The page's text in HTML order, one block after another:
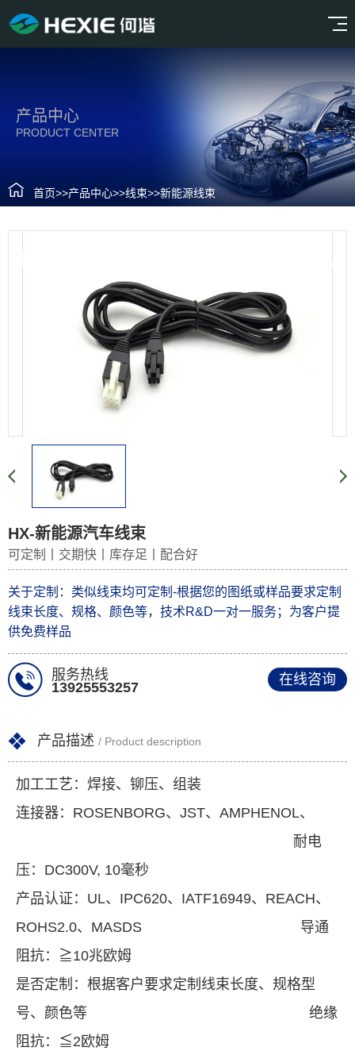
产品中心
PRODUCT CENTER
首页>>产品中心>>线束>>新能源线束
HX-新能源汽车线束
可定制丨交期快丨库存足丨配合好
关于定制：类似线束均可定制-根据您的图纸或样品要求定制
线束长度、规格、颜色等，技术R&D一对一服务；为客户提
供免费样品
服务热线
13925553257
在线咨询
产品描述 / Product description
加工工艺：焊接、铆压、组装
连接器：ROSENBORG、JST、AMPHENOL、
耐电
压：DC300V, 10毫秒
产品认证：UL、IPC620、IATF16949、REACH、
ROHS2.0、MASDS 导通
阻抗：≧10兆欧姆
是否定制：根据客户要求定制线束长度、规格型
号、颜色等 绝缘
阻抗：≦2欧姆